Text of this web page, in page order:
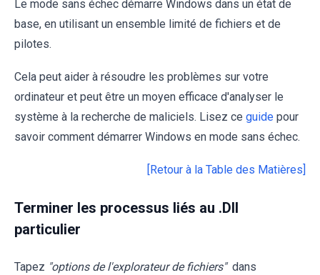
Le mode sans échec démarre Windows dans un état de
base, en utilisant un ensemble limité de fichiers et de
pilotes.
Cela peut aider à résoudre les problèmes sur votre
ordinateur et peut être un moyen efficace d'analyser le
système à la recherche de maliciels. Lisez ce guide pour
savoir comment démarrer Windows en mode sans échec.
[Retour à la Table des Matières]
Terminer les processus liés au .Dll
particulier
Tapez "options de l'explorateur de fichiers" dans